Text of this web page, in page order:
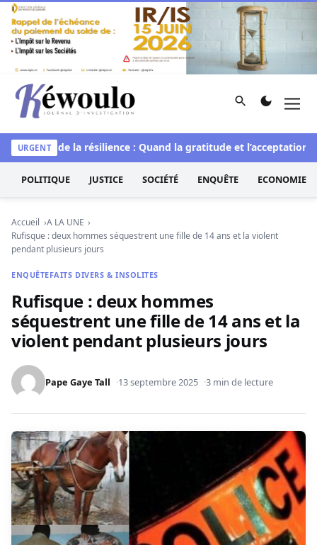
Aller au contenu
Kéwoulo, le premier site d'information et d'investigation
Rechercher
URGENT
L’art de la résilience : Quand la gratitude et l’acceptation
POLITIQUE JUSTICE SOCIÉTÉ ENQUÊTE ECONOMIE
Accueil
A LA UNE
Rufisque : deux hommes séquestrent une fille de 14 ans et la violent
pendant plusieurs jours
ENQUÊTEFAITS DIVERS & INSOLITES
Rufisque : deux hommes
séquestrent une fille de 14 ans et la
violent pendant plusieurs jours
Pape Gaye Tall 13 septembre 2025 3 min de lecture